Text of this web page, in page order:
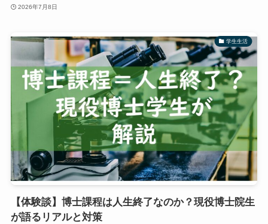
2026年7月8日
学生生活
【体験談】博士課程は人生終了なのか？現役博士院生
が語るリアルと対策